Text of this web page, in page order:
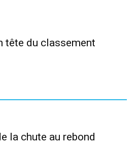
tête du classement
la chute au rebond